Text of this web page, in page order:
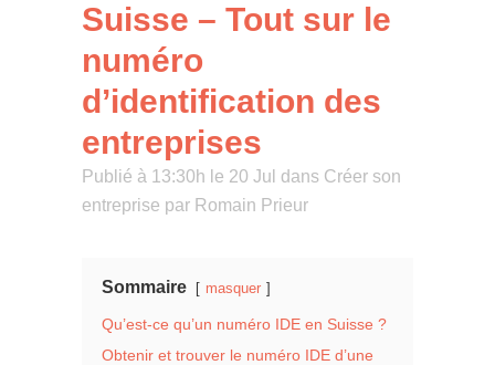
Suisse – Tout sur le
numéro
d’identification des
entreprises
Publié à 13:30h le 20 Jul dans Créer son
entreprise par Romain Prieur
Sommaire masquer
Qu’est-ce qu’un numéro IDE en Suisse ?
Obtenir et trouver le numéro IDE d’une